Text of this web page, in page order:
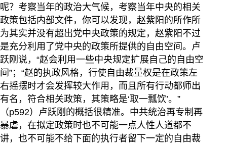
呢？考察当年的政治大气候，考察当年中央的相关
政策包括内部文件，你可以发现，赵紫阳的所作所
为其实并没有超出党中央政策的规定，赵紫阳不过
是充分利用了党中央的政策所提供的自由空间。卢
跃刚说，“赵会利用一些中央规定扩展自己的自由空
间”；“赵的执政风格，行使自由裁量权是在政策左
右摇摆时才会发挥较大作用，而且所有行动都师出
有名，符合相关政策，其策略是‘取一瓢饮’。”
（p592）卢跃刚的概括很精准。中共统治再专制再
暴虐，在拟定政策时也不可能一点人性人道都不
讲，也不可能不给下面的执行者留下一定的自由裁